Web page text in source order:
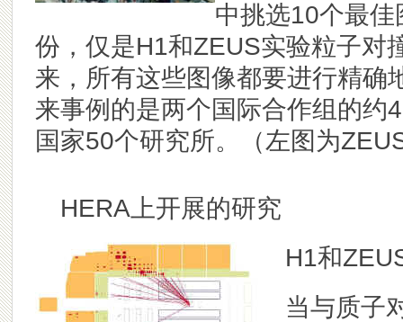
中挑选10个最
份，仅是H1和ZEUS实验粒子对
来，所有这些图像都要进行精确
来事例的是两个国际合作组的约
国家50个研究所。（左图为
HERA 上开展的研究
H1和
当与质子